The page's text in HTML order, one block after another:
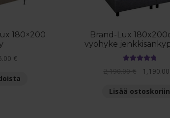
180×200
€
-
Brand-Lux
vyöhyke
tuotteesta:
2,190.00€
oli:
1,190.00
Lisää ostoskoriin